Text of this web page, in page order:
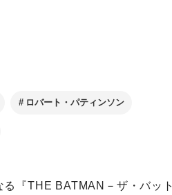
ロバート・パティンソン
る『THE BATMAN－ザ・バット